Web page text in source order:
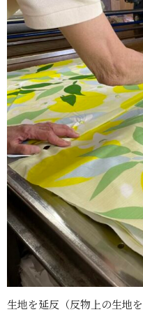
生地を延反（反物上の生地